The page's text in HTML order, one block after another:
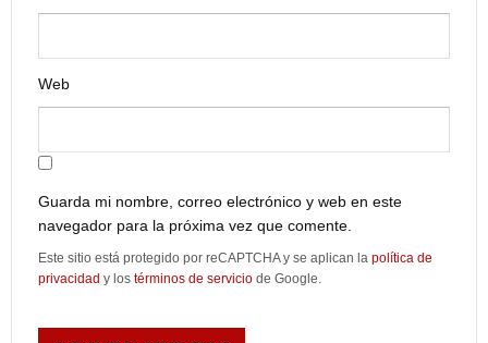
Web
Guarda mi nombre, correo electrónico y web en este
navegador para la próxima vez que comente.
Este sitio está protegido por reCAPTCHA y se aplican la política de
privacidad y los términos de servicio de Google.